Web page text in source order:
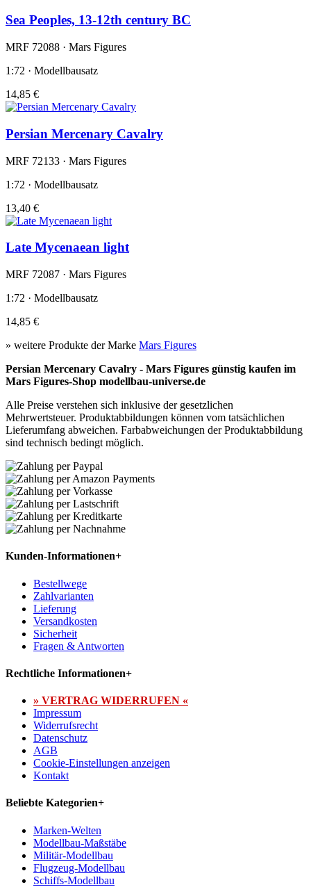
Sea Peoples, 13-12th century BC
MRF 72088 · Mars Figures
1:72 · Modellbausatz
14,85 €
Persian Mercenary Cavalry
MRF 72133 · Mars Figures
1:72 · Modellbausatz
13,40 €
Late Mycenaean light
MRF 72087 · Mars Figures
1:72 · Modellbausatz
14,85 €
» weitere Produkte der Marke Mars Figures
Persian Mercenary Cavalry - Mars Figures günstig kaufen im
Mars Figures-Shop modellbau-universe.de
Alle Preise verstehen sich inklusive der gesetzlichen
Mehrwertsteuer. Produktabbildungen können vom tatsächlichen
Lieferumfang abweichen. Farbabweichungen der Produktabbildung
sind technisch bedingt möglich.
Kunden-Informationen+
Bestellwege
Zahlvarianten
Lieferung
Versandkosten
Sicherheit
Fragen & Antworten
Rechtliche Informationen+
» VERTRAG WIDERRUFEN «
Impressum
Widerrufsrecht
Datenschutz
AGB
Cookie-Einstellungen anzeigen
Kontakt
Beliebte Kategorien+
Marken-Welten
Modellbau-Maßstäbe
Militär-Modellbau
Flugzeug-Modellbau
Schiffs-Modellbau